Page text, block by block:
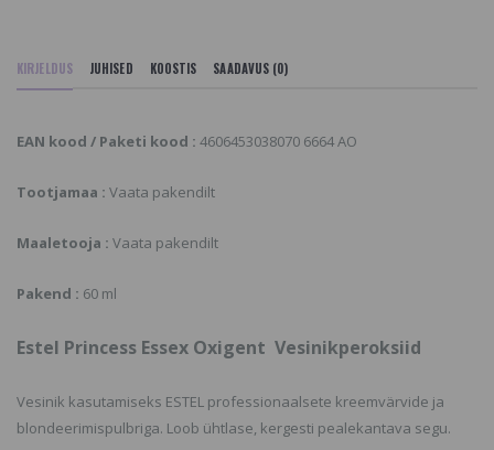
KIRJELDUS JUHISED KOOSTIS SAADAVUS (0)
EAN kood / Paketi kood : 4606453038070 6664 AO
Tootjamaa : Vaata pakendilt
Maaletooja : Vaata pakendilt
Pakend : 60 ml
Estel Princess Essex Oxigent Vesinikperoksiid
Vesinik kasutamiseks ESTEL professionaalsete kreemvärvide ja
blondeerimispulbriga. Loob ühtlase, kergesti pealekantava segu.